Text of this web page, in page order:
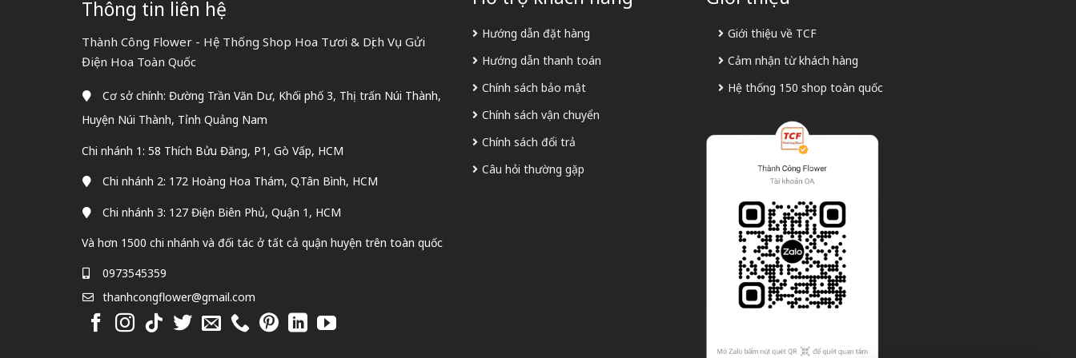
Thông tin liên hệ
Thành Công Flower - Hệ Thống Shop Hoa Tươi & Dịch Vụ Gửi
Điện Hoa Toàn Quốc
Cơ sở chính: Đường Trần Văn Dư, Khối phố 3, Thị trấn Núi Thành,
Huyện Núi Thành, Tỉnh Quảng Nam
Chi nhánh 1: 58 Thích Bửu Đăng, P1, Gò Vấp, HCM
Chi nhánh 2: 172 Hoàng Hoa Thám, Q.Tân Bình, HCM
Chi nhánh 3: 127 Điện Biên Phủ, Quận 1, HCM
Và hơn 1500 chi nhánh và đối tác ở tất cả quận huyện trên toàn quốc
0973545359
thanhcongflower@gmail.com
Hướng dẫn đặt hàng
Hướng dẫn thanh toán
Chính sách bảo mật
Chính sách vận chuyển
Chính sách đổi trả
Câu hỏi thường gặp
Giới thiệu về TCF
Cảm nhận từ khách hàng
Hệ thống 150 shop toàn quốc